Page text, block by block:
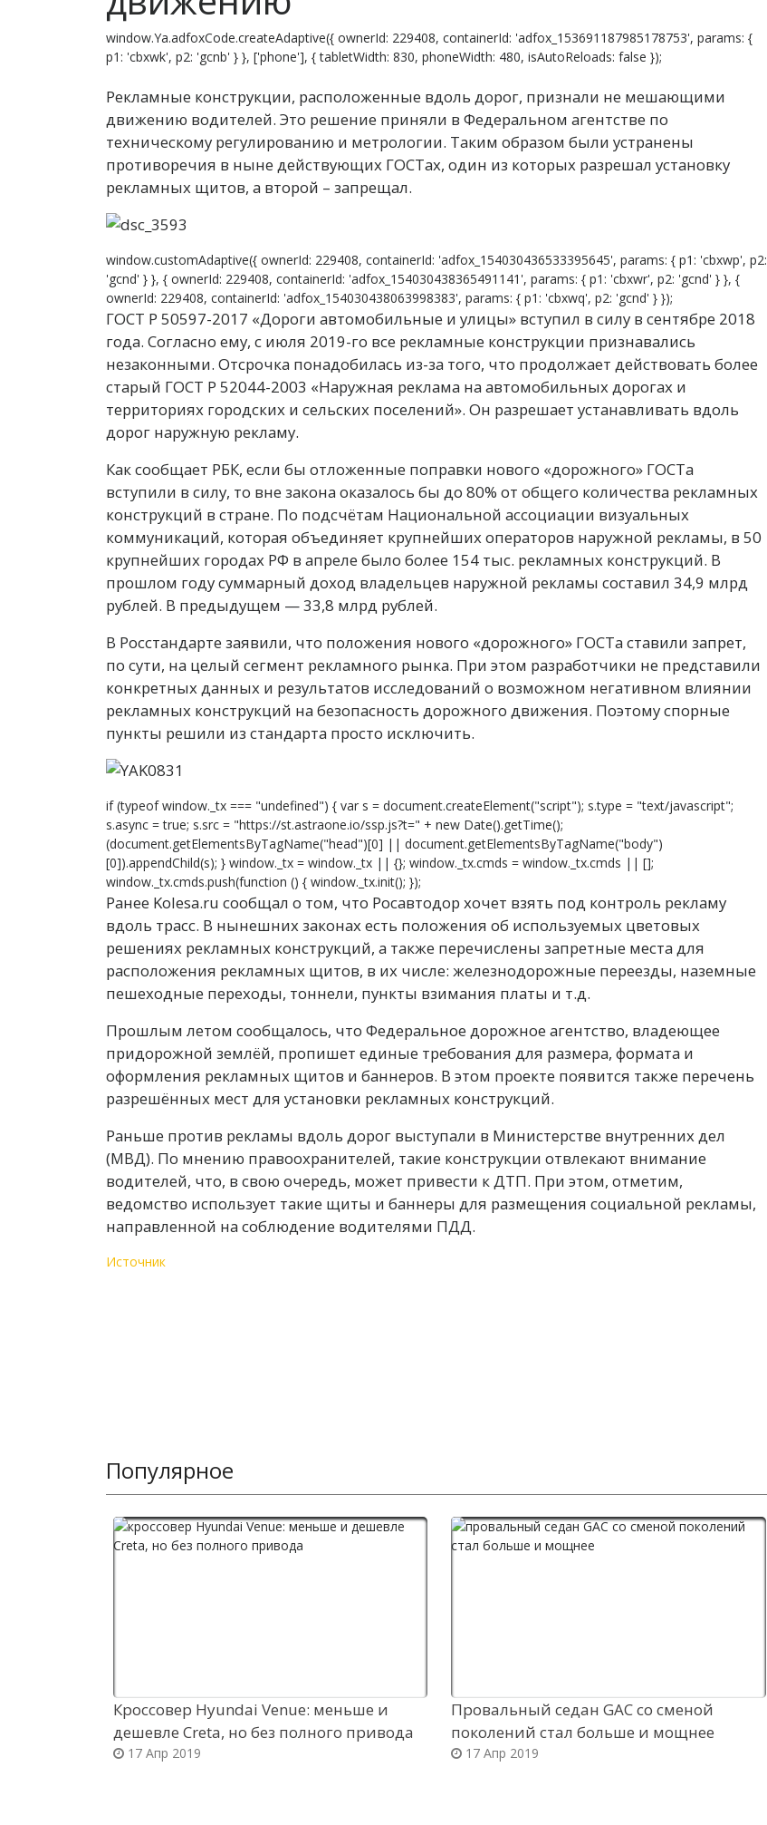
window.Ya.adfoxCode.createAdaptive({ ownerId: 229408, containerId: 'adfox_153691187985178753', params: {
p1: 'cbxwk', p2: 'gcnb' } }, ['phone'], { tabletWidth: 830, phoneWidth: 480, isAutoReloads: false });
Рекламные конструкции, расположенные вдоль дорог, признали не мешающими
движению водителей. Это решение приняли в Федеральном агентстве по
техническому регулированию и метрологии. Таким образом были устранены
противоречия в ныне действующих ГОСТах, один из которых разрешал установку
рекламных щитов, а второй – запрещал.
window.customAdaptive({ ownerId: 229408, containerId: 'adfox_154030436533395645', params: { p1: 'cbxwp', p2:
'gcnd' } }, { ownerId: 229408, containerId: 'adfox_154030438365491141', params: { p1: 'cbxwr', p2: 'gcnd' } }, {
ownerId: 229408, containerId: 'adfox_154030438063998383', params: { p1: 'cbxwq', p2: 'gcnd' } });
ГОСТ Р 50597-2017 «Дороги автомобильные и улицы» вступил в силу в сентябре 2018
года. Согласно ему, с июля 2019-го все рекламные конструкции признавались
незаконными. Отсрочка понадобилась из-за того, что продолжает действовать более
старый ГОСТ Р 52044-2003 «Наружная реклама на автомобильных дорогах и
территориях городских и сельских поселений». Он разрешает устанавливать вдоль
дорог наружную рекламу.
Как сообщает РБК, если бы отложенные поправки нового «дорожного» ГОСТа
вступили в силу, то вне закона оказалось бы до 80% от общего количества рекламных
конструкций в стране. По подсчётам Национальной ассоциации визуальных
коммуникаций, которая объединяет крупнейших операторов наружной рекламы, в 50
крупнейших городах РФ в апреле было более 154 тыс. рекламных конструкций. В
прошлом году суммарный доход владельцев наружной рекламы составил 34,9 млрд
рублей. В предыдущем — 33,8 млрд рублей.
В Росстандарте заявили, что положения нового «дорожного» ГОСТа ставили запрет,
по сути, на целый сегмент рекламного рынка. При этом разработчики не представили
конкретных данных и результатов исследований о возможном негативном влиянии
рекламных конструкций на безопасность дорожного движения. Поэтому спорные
пункты решили из стандарта просто исключить.
if (typeof window._tx === "undefined") { var s = document.createElement("script"); s.type = "text/javascript";
s.async = true; s.src = "https://st.astraone.io/ssp.js?t=" + new Date().getTime();
(document.getElementsByTagName("head")[0] || document.getElementsByTagName("body")
[0]).appendChild(s); } window._tx = window._tx || {}; window._tx.cmds = window._tx.cmds || [];
window._tx.cmds.push(function () { window._tx.init(); });
Ранее Kolesa.ru сообщал о том, что Росавтодор хочет взять под контроль рекламу
вдоль трасс. В нынешних законах есть положения об используемых цветовых
решениях рекламных конструкций, а также перечислены запретные места для
расположения рекламных щитов, в их числе: железнодорожные переезды, наземные
пешеходные переходы, тоннели, пункты взимания платы и т.д.
Прошлым летом сообщалось, что Федеральное дорожное агентство, владеющее
придорожной землёй, пропишет единые требования для размера, формата и
оформления рекламных щитов и баннеров. В этом проекте появится также перечень
разрешённых мест для установки рекламных конструкций.
Раньше против рекламы вдоль дорог выступали в Министерстве внутренних дел
(МВД). По мнению правоохранителей, такие конструкции отвлекают внимание
водителей, что, в свою очередь, может привести к ДТП. При этом, отметим,
ведомство использует такие щиты и баннеры для размещения социальной рекламы,
направленной на соблюдение водителями ПДД.
Источник
Популярное
Кроссовер Hyundai Venue: меньше и
дешевле Creta, но без полного привода
17 Апр 2019
Провальный седан GAC со сменой
поколений стал больше и мощнее
17 Апр 2019